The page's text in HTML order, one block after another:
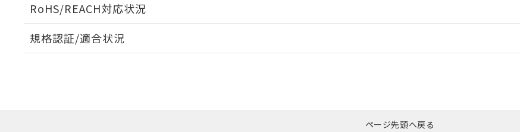
RoHS/REACH対応状況
EU RoHS 注意事項・凡例
ダウンロードはこちら
規格認証/適合状況
ページ先頭へ戻る